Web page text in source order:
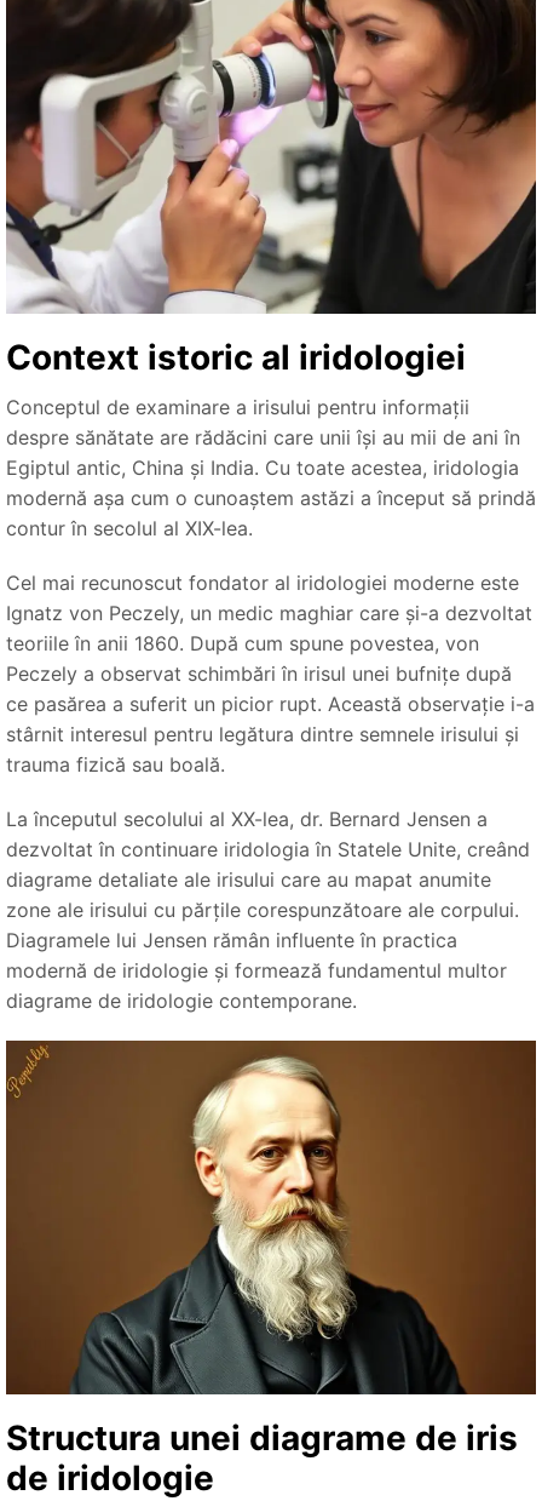
Context istoric al iridologiei
Conceptul de examinare a irisului pentru informații
despre sănătate are rădăcini care unii își au mii de ani în
Egiptul antic, China și India. Cu toate acestea, iridologia
modernă așa cum o cunoaștem astăzi a început să prindă
contur în secolul al XIX-lea.
Cel mai recunoscut fondator al iridologiei moderne este
Ignatz von Peczely, un medic maghiar care și-a dezvoltat
teoriile în anii 1860. După cum spune povestea, von
Peczely a observat schimbări în irisul unei bufnițe după
ce pasărea a suferit un picior rupt. Această observație i-a
stârnit interesul pentru legătura dintre semnele irisului și
trauma fizică sau boală.
La începutul secolului al XX-lea, dr. Bernard Jensen a
dezvoltat în continuare iridologia în Statele Unite, creând
diagrame detaliate ale irisului care au mapat anumite
zone ale irisului cu părțile corespunzătoare ale corpului.
Diagramele lui Jensen rămân influente în practica
modernă de iridologie și formează fundamentul multor
diagrame de iridologie contemporane.
Structura unei diagrame de iris
de iridologie